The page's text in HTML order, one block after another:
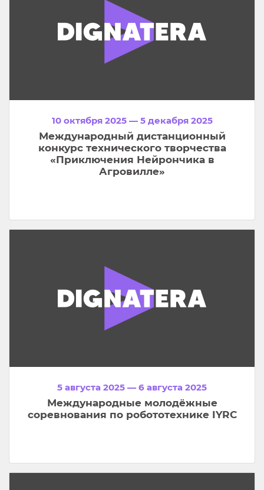
10 октября 2025 — 5 декабря 2025
Международный дистанционный
конкурс технического творчества
«Приключения Нейрончика в
Агровилле»
5 августа 2025 — 6 августа 2025
Международные молодёжные
соревнования по робототехнике IYRC